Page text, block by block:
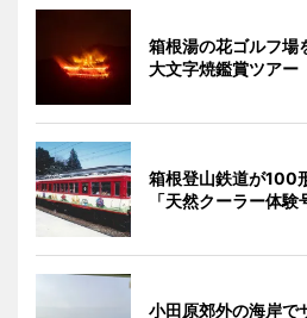
箱根湯の花ゴルフ場
大文字焼鑑賞ツアー
箱根登山鉄道が100
「天然クーラー体
小田原郊外の海岸